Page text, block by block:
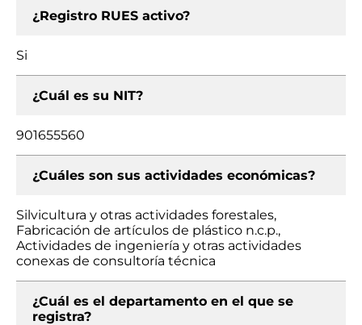
¿Registro RUES activo?
Si
¿Cuál es su NIT?
901655560
¿Cuáles son sus actividades económicas?
Silvicultura y otras actividades forestales,
Fabricación de artículos de plástico n.c.p.,
Actividades de ingeniería y otras actividades
conexas de consultoría técnica
¿Cuál es el departamento en el que se
registra?